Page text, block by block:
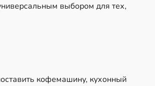
выбором для тех,
кофемашину, кухонный